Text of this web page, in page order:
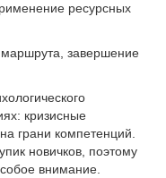
ресурсных
завершение
кризисные
грани компетенций.
новичков, поэтому
внимание.